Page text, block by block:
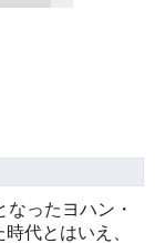
ったヨハン・
代とはいえ、